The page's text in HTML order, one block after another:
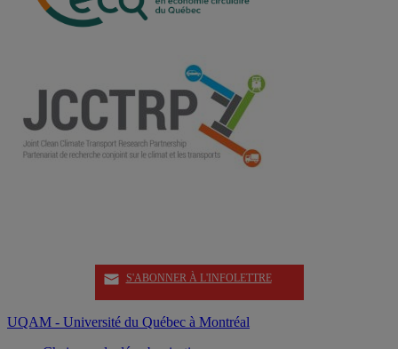
S'ABONNER À L'INFOLETTRE
UQAM - Université du Québec à Montréal